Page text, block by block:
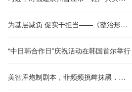
为基层减负 促实干担当——《整治形式..
“中日韩合作日”庆祝活动在韩国首尔举行
美智库炮制剧本，菲频频挑衅抹黑，起底搅动南海的幕后黑手